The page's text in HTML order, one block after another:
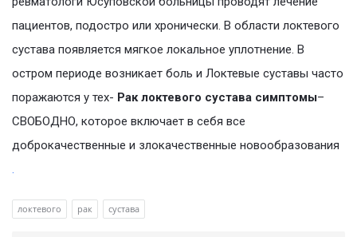
пациентов, подостро или хронически. В области локтевого
сустава появляется мягкое локальное уплотнение. В
остром периоде возникает боль и Локтевые суставы часто
поражаются у тех- Рак локтевого сустава симптомы–
СВОБОДНО, которое включает в себя все
доброкачественные и злокачественные новообразования
.
локтевого рак сустава